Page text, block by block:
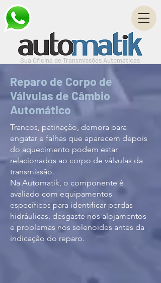
Sua Oficina de Transmissões Automáticas
Reparo de Corpo de
Válvulas de Câmbio
Automático
Trancos, patinação, demora para
engatar e falhas que aparecem depois
do aquecimento podem estar
relacionados ao corpo de válvulas da
transmissão.
Na Automatik, o componente é
avaliado com equipamentos
específicos para identificar perdas
hidráulicas, desgaste nos alojamentos
e problemas nos solenoides antes da
indicação do reparo.